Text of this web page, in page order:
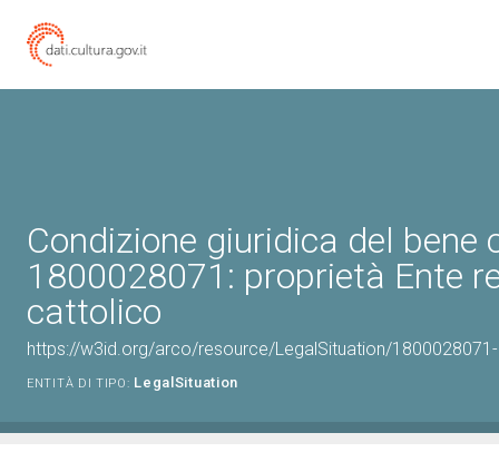
Condizione giuridica del bene
1800028071: proprietà Ente
cattolico
https://w3id.org/arco/resource/LegalSituation/
ENTITÀ DI TIPO: LegalSituation